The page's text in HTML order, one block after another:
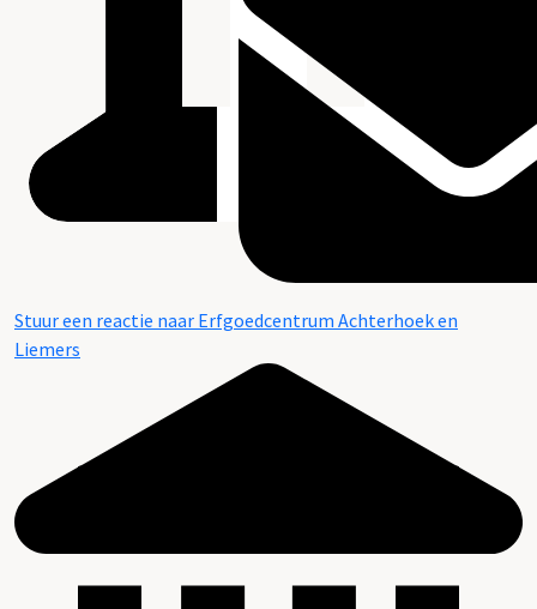
Stuur een reactie naar Erfgoedcentrum Achterhoek en
Liemers